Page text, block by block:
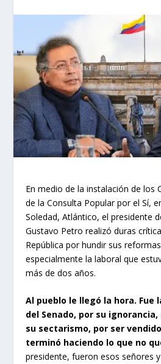
En medio de la instalación de los
de la Consulta Popular por el Sí,
Soledad, Atlántico, el presidente
Gustavo Petro realizó duras
República por hundir sus
especialmente la laboral que
más de dos años.
Al pueblo le llegó la hora. Fue
del Senado, por su
su sectarismo, por ser
terminó haciendo lo que no
presidente, fueron esos señores